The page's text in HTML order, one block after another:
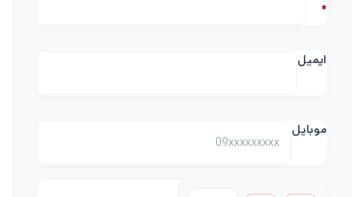
*
ایمیل
موبایل